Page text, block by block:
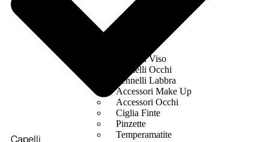
Pennelli Viso
Pennelli Occhi
Pennelli Labbra
Accessori Make Up
Accessori Occhi
Ciglia Finte
Pinzette
Temperamatite
Capelli